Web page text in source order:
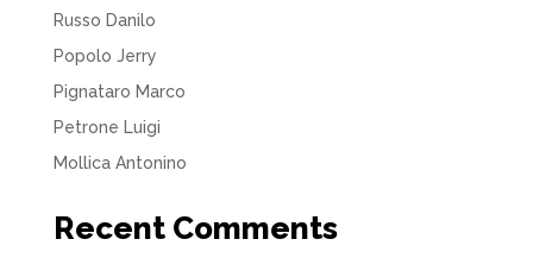
Russo Danilo
Popolo Jerry
Pignataro Marco
Petrone Luigi
Mollica Antonino
Recent Comments